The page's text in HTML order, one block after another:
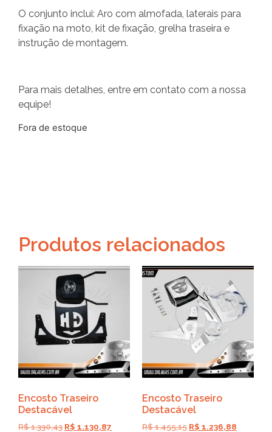
O conjunto inclui: Aro com almofada, laterais para
fixação na moto, kit de fixação, grelha traseira e
instrução de montagem.
Para mais detalhes, entre em contato com a nossa
equipe!
Fora de estoque
Produtos relacionados
Encosto Traseiro
Destacável
R$1.330,43 R$ 1.130,87
Encosto Traseiro
Destacável
R$1.455,15 R$ 1.236,88